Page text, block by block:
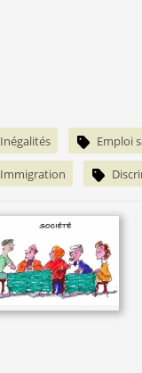
Inégalités Emploi
Immigration